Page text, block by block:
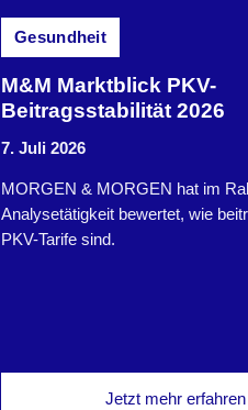
Gesundheit
M&M Marktblick PKV-
Beitragsstabilität 2026
7. Juli 2026
MORGEN & MORGEN hat im
Analysetätigkeit bewertet, wie
PKV-Tarife sind.
Jetzt mehr erfahren